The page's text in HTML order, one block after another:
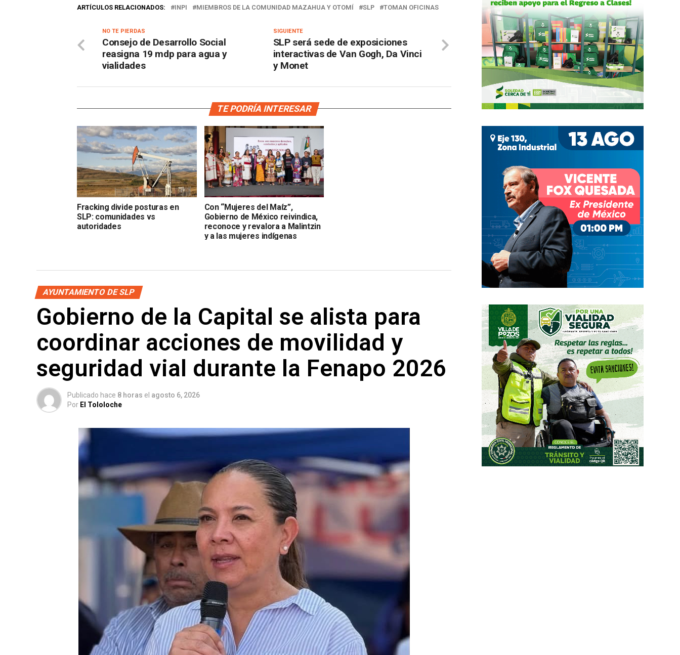
ARTÍCULOS RELACIONADOS: INPI MIEMBROS DE LA COMUNIDAD MAZAHUA Y OTOMÍ SLP TOMAN OFICINAS
SIGUIENTE
SLP será sede de exposiciones
interactivas de Van Gogh, Da Vinci
y Monet
NO TE PIERDAS
Consejo de Desarrollo Social
reasigna 19 mdp para agua y
vialidades
TE PODRÍA INTERESAR
Fracking divide posturas en
SLP: comunidades vs
autoridades
Con “Mujeres del Maíz”,
Gobierno de México reivindica,
reconoce y revalora a Malintzin
y a las mujeres indígenas
AYUNTAMIENTO DE SLP
Gobierno de la Capital se alista para
coordinar acciones de movilidad y
seguridad vial durante la Fenapo 2026
Publicado hace 8 horas el agosto 6, 2026
Por El Tololoche